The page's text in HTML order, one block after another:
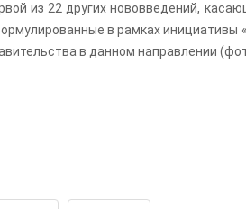
из 22 других нововведений,
в рамках инициативы
в данном направлении